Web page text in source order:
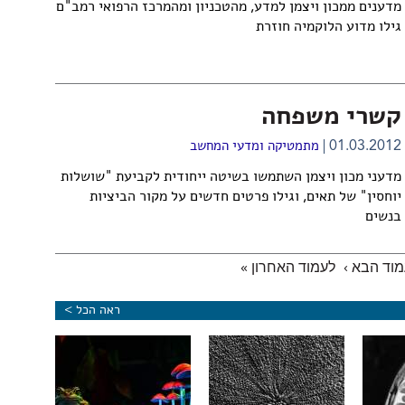
מדענים ממכון ויצמן למדע, מהטכניון ומהמרכז הרפואי רמב"ם
גילו מדוע הלוקמיה חוזרת
קשרי משפחה
01.03.2012 מתמטיקה ומדעי המחשב
מדעני מכון ויצמן השתמשו בשיטה ייחודית לקביעת "שושלות
יוחסין" של תאים, וגילו פרטים חדשים על מקור הביציות
בנשים
הבא › לעמוד האחרון »
ראה הכל >